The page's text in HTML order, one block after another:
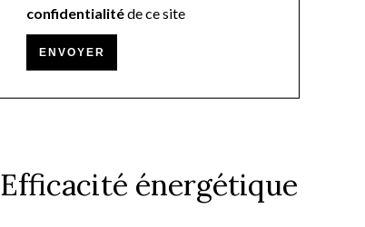
confidentialitéde ce site
ENVOYER
Efficacité énergétique